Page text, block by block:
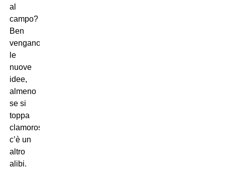
al
campo?
Ben
vengano
le
nuove
idee,
almeno
se si
toppa
clamorosamente
c’è un
altro
alibi.